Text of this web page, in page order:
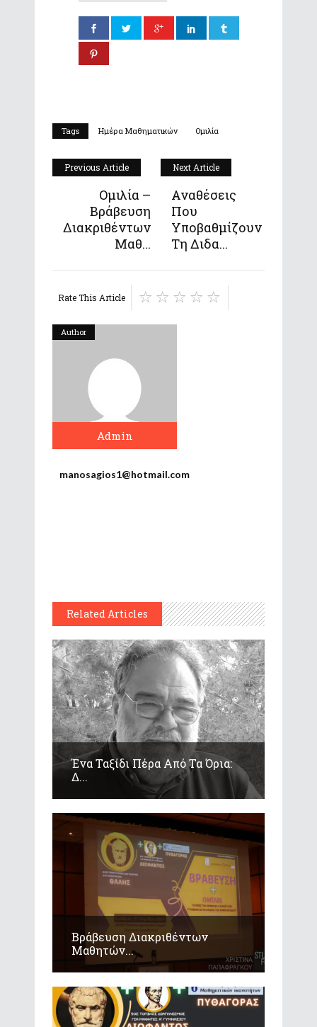
Tags Ημέρα Μαθηματικών Ομιλία
Previous Article
Ομιλία –
Βράβευση
Διακριθέντων
Μαθ...
Next Article
Αναθέσεις
Που
Υποβαθμίζουν
Τη Διδα...
Rate This Article
Author
Admin
manosagios1@hotmail.com
Related Articles
Ένα Ταξίδι Πέρα Από Τα Όρια:
Δ...
Βράβευση Διακριθέντων
Μαθητών...